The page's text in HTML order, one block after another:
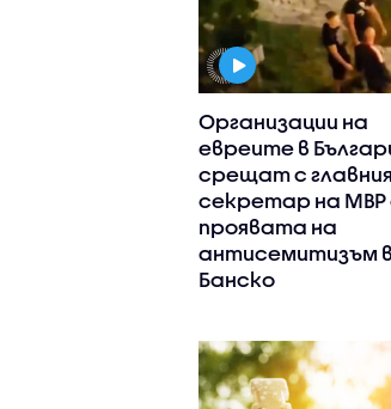
Организации на
евреите в
срещат с главния
секретар на МВР
проявата на
антисемитизъм в
Банско